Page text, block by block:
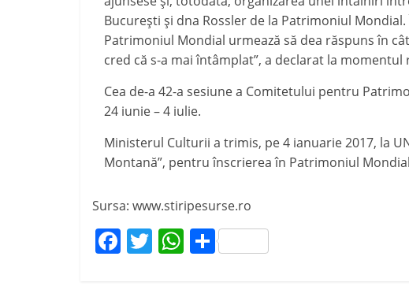
București și dna Rossler de la Patrimoniul
Patrimoniul Mondial urmează să dea răspuns în
cred că s-a mai întâmplat”, a declarat la
Cea de-a 42-a sesiune a Comitetului pentru
24 iunie – 4 iulie.
Ministerul Culturii a trimis, pe 4 ianuarie 2017, la
Montană”, pentru înscrierea în Patrimoniul
Sursa: www.stiripesurse.ro
F T W P